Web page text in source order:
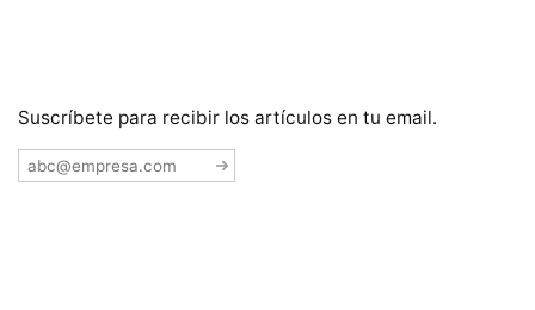
Suscríbete para recibir los artículos en tu email.